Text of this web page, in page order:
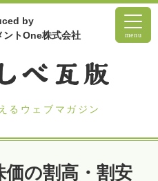
by
ントOne株式会社
るウェブマガジン
menu
価の割高・割安